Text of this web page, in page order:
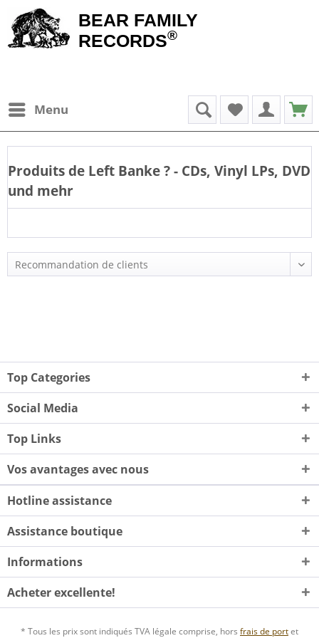
BEAR FAMILY
RECORDS®
Menu
Produits de Left Banke? - CDs, Vinyl LPs, DVD
und mehr
Top Categories
Social Media
Top Links
Vos avantages avec nous
Hotline assistance
Assistance boutique
Informations
Acheter excellente!
* Tous les prix sont indiqués TVA légale comprise, hors frais de portet